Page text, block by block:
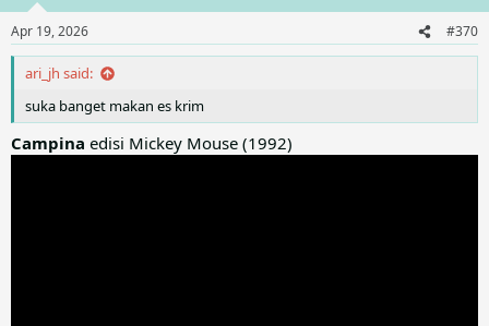
s
:
Apr 19, 2026 #370
ari_jh said:
suka banget makan es krim
Campina edisi Mickey Mouse (1992)